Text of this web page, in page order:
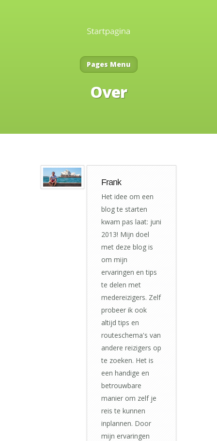
Pages Menu
Over
Frank
Het idee om een
blog te starten
kwam pas laat: juni
2013! Mijn doel
met deze blog is
om mijn
ervaringen en tips
te delen met
medereizigers. Zelf
probeer ik ook
altijd tips en
routeschema's van
andere reizigers op
te zoeken. Het is
een handige en
betrouwbare
manier om zelf je
reis te kunnen
inplannen. Door
mijn ervaringen